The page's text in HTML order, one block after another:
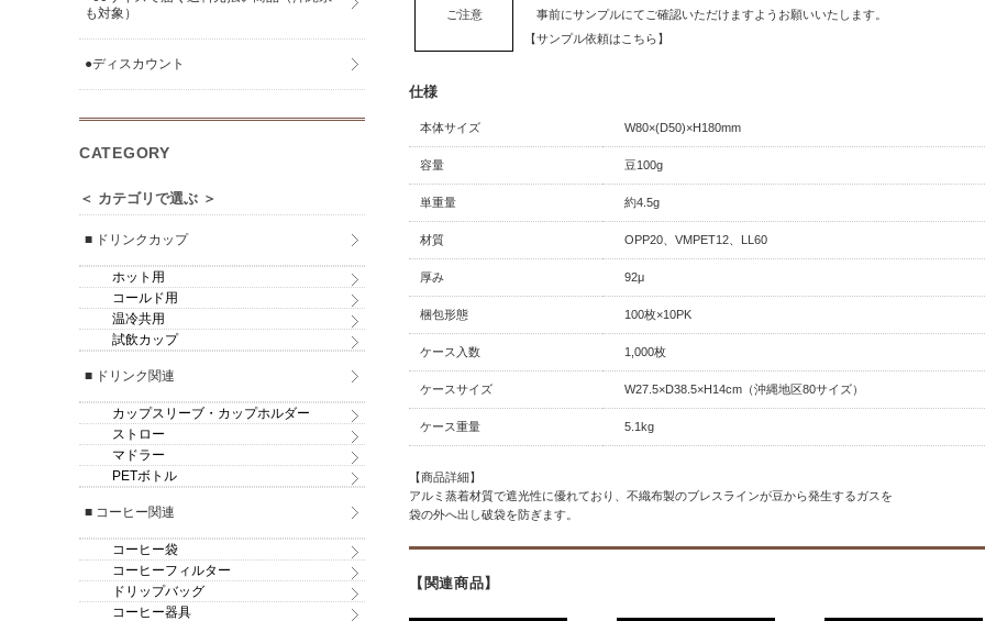
ご注意
事前にサンプルにてご確認いただけますようお願いいたします。
【サンプル依頼はこちら】
仕様
本体サイズ W80×(D50)×H180mm
容量 豆100g
単重量 約4.5g
材質 OPP20、VMPET12、LL60
厚み 92μ
梱包形態 100枚×10PK
ケース入数 1,000枚
ケースサイズ W27.5×D38.5×H14cm（沖縄地区80サイズ）
ケース重量 5.1kg
【商品詳細】
アルミ蒸着材質で遮光性に優れており、不織布製のブレスラインが豆から発生するガスを
袋の外へ出し破袋を防ぎます。
【関連商品】
も対象）
●ディスカウント
CATEGORY
＜ カテゴリで選ぶ ＞
■ ドリンクカップ
ホット用
コールド用
温冷共用
試飲カップ
■ ドリンク関連
カップスリーブ・カップホルダー
ストロー
マドラー
PETボトル
■ コーヒー関連
コーヒー袋
コーヒーフィルター
ドリップバッグ
コーヒー器具